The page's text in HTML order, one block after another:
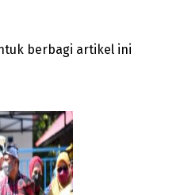
berbagi artikel ini